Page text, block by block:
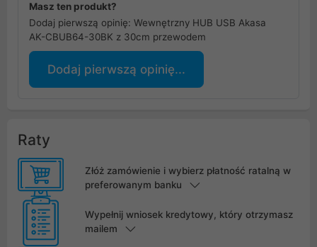
Masz ten produkt?
Dodaj pierwszą opinię: Wewnętrzny HUB USB Akasa
AK-CBUB64-30BK z 30cm przewodem
Dodaj pierwszą opinię...
Raty
Złóż zamówienie i wybierz płatność ratalną w
preferowanym banku
Wypełnij wniosek kredytowy, który otrzymasz
mailem